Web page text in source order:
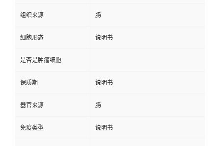
组织来源 肠
细胞形态 说明书
是否是肿瘤细胞
保质期 说明书
器官来源 肠
免疫类型 说明书